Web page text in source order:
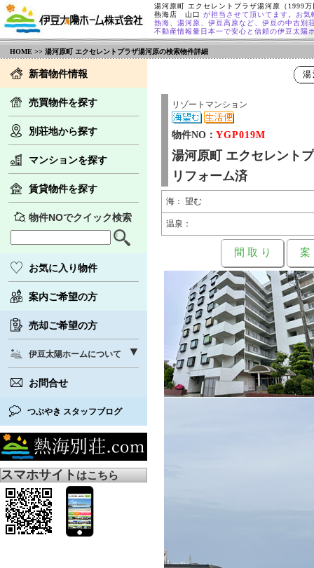
湯河原町 エクセレントプラザ湯河原（1999万
熱海店 山口 が担当させて頂いてます。お気
熱海、湯河原、伊豆高原など、伊豆の中古別
不動産情報量日本一で安心と信頼の伊豆太陽
HOME >> 湯河原町 エクセレントプラザ湯河原の検索物件詳細
新着物件情報
売買物件を探す
別荘地から探す
マンションを探す
賃貸物件を探す
物件NOでクイック検索
お気に入り物件
案内ご希望の方
売却ご希望の方
伊豆太陽ホームについて
お問合せ
つぶやき スタッフブログ
スマホサイトはこちら
リゾートマンション
物件NO： YGP019M
湯河原町 エクセレント
リフォーム済
海： 望む
温泉：
間 取 り 案